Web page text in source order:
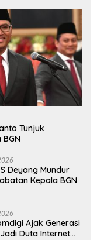
Tunjuk
Deyang Mundur
Kepala BGN
Ajak Generasi
Duta Internet